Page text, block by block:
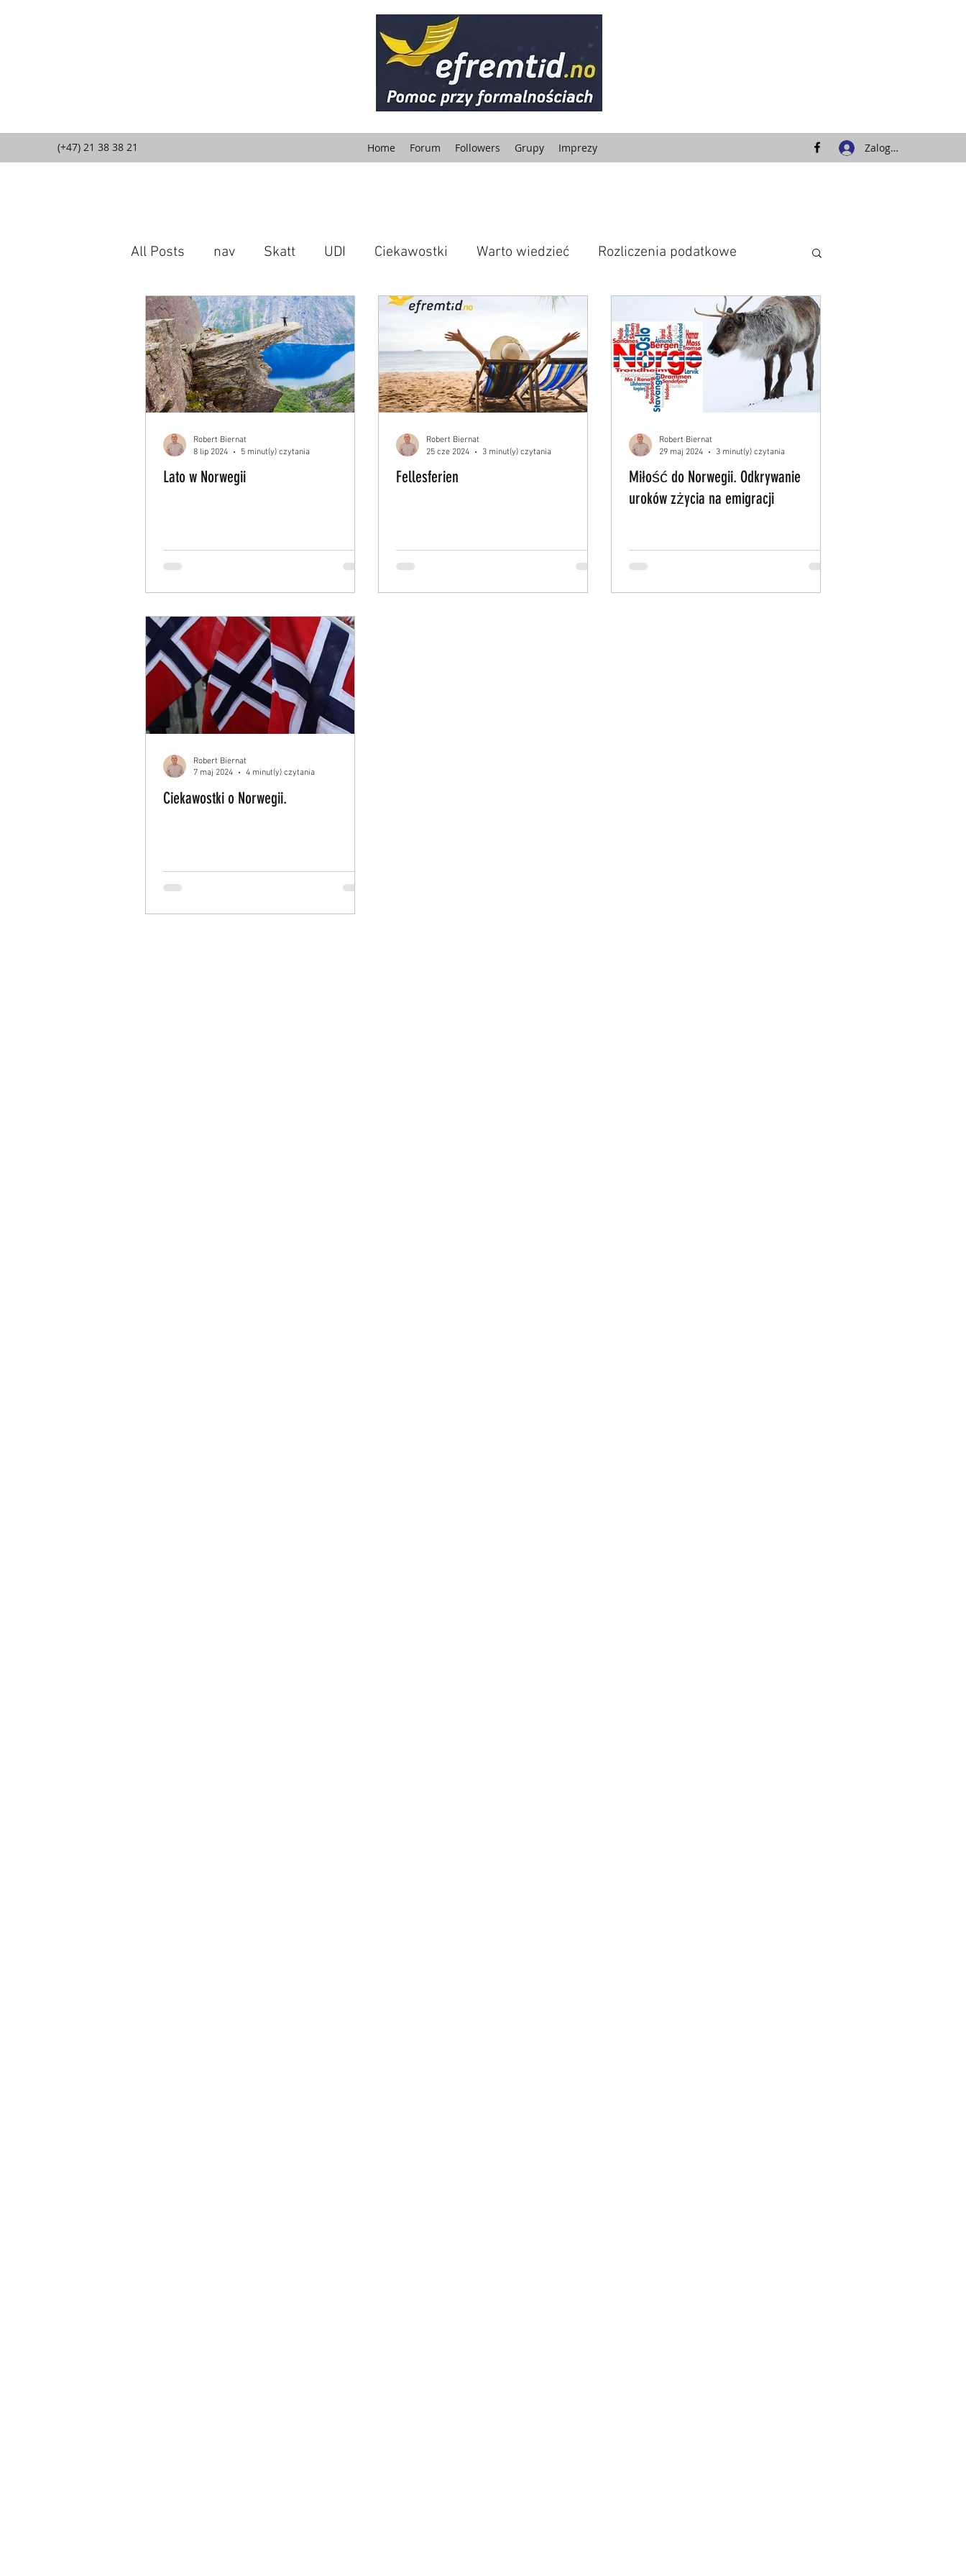
(+47) 21 38 38 21 Home Forum Followers Grupy Imprezy Zaloguj się
All Posts nav Skatt UDI Ciekawostki Warto wiedzieć Rozliczenia podatkowe
Firma w Norwegii O mnie Korzyści dla Ciebie kryminalne
Lato w Norwegii
Robert Biernat
8 lip 2024
5 minut(y) czytania
Fellesferien
Robert Biernat
25 cze 2024
3 minut(y) czytania
Miłość do Norwegii. Odkrywanie
uroków zżycia na emigracji
Robert Biernat
29 maj 2024
3 minut(y) czytania
Ciekawostki o Norwegii.
Robert Biernat
7 maj 2024
4 minut(y) czytania